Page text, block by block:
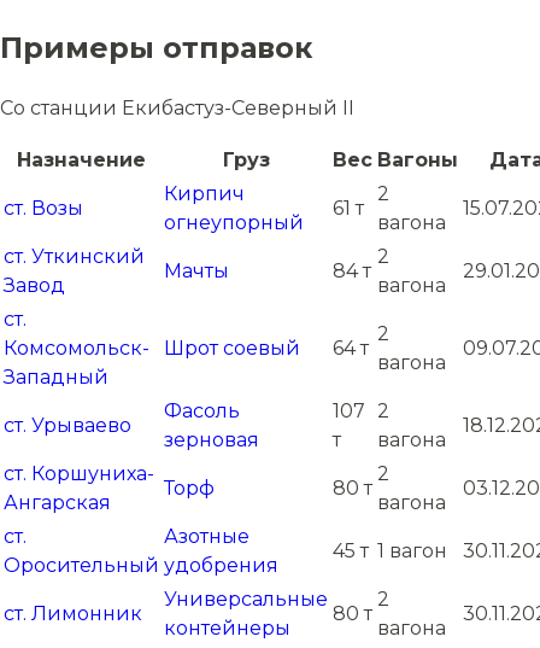
Примеры отправок
Со станции Екибастуз-Северный II
Назначение Груз Вес Вагоны
ст. Возы
Кирпич
огнеупорный
61 т
2
вагона
ст. Уткинский
Завод
Мачты 84 т
2
вагона
ст.
Комсомольск-
Западный
Шрот соевый 64 т
2
вагона
ст. Урываево
Фасоль
зерновая
107
т
2
вагона
ст. Коршуниха-
Ангарская
Торф 80 т
2
вагона
ст.
Оросительный
Азотные
удобрения
45 т 1 вагон
ст. Лимонник
Универсальные
контейнеры
80 т
2
вагона